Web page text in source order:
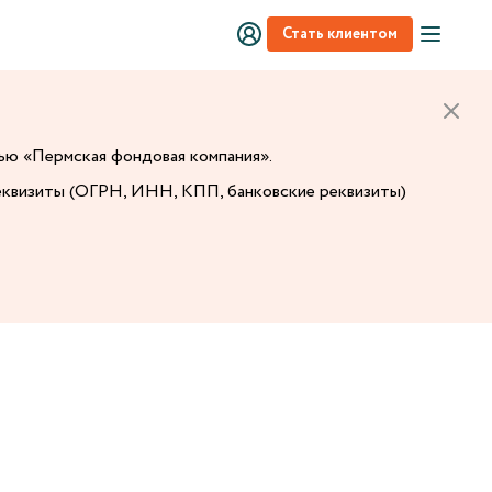
Стать клиентом
«Пермская фондовая компания».
(ОГРН, ИНН, КПП, банковские реквизиты)